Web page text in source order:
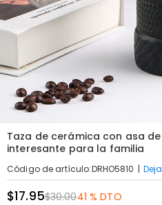
Taza de cerámica con asa
interesante para la familia
Código de artículo:DRHO5810 |
$17.95$30.0041 % DTO